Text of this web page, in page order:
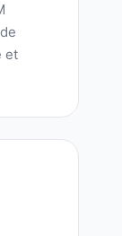
et